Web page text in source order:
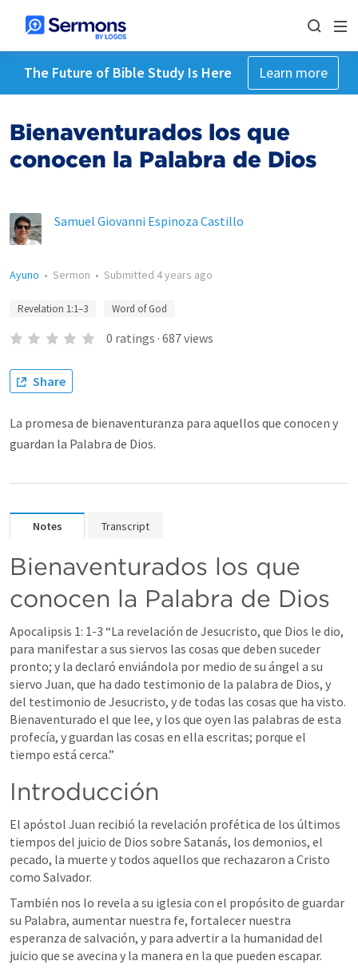
The Future of Bible Study Is Here Learn more
Bienaventurados los que
conocen la Palabra de Dios
Samuel Giovanni Espinoza Castillo
Ayuno • Sermon • Submitted 4 years ago
Revelation 1:1–3 Word of God
0 ratings · 687views
Share
La promesa de bienaventuranza para aquellos que conocen y
guardan la Palabra de Dios.
Notes Transcript
Bienaventurados los que
conocen la Palabra de Dios
Apocalipsis 1: 1-3 “La revelación de Jesucristo, que Dios le dio,
para manifestar a sus siervos las cosas que deben suceder
pronto; y la declaró enviándola por medio de su ángel a su
siervo Juan, que ha dado testimonio de la palabra de Dios, y
del testimonio de Jesucristo, y de todas las cosas que ha visto.
Bienaventurado el que lee, y los que oyen las palabras de esta
profecía, y guardan las cosas en ella escritas; porque el
tiempo está cerca.”
Introducción
El apóstol Juan recibió la revelación profética de los últimos
tiempos del juicio de Dios sobre Satanás, los demonios, el
pecado, la muerte y todos aquellos que rechazaron a Cristo
como Salvador.
También nos lo revela a su iglesia con el propósito de guardar
su Palabra, aumentar nuestra fe, fortalecer nuestra
esperanza de salvación, y para advertir a la humanidad del
juicio que se avecina y la manera en la que pueden escapar.